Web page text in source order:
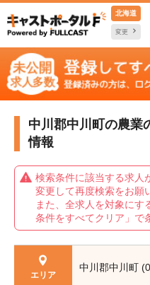
北海道
変更
中川郡中川町の農業
情報
検索条件に該当する求人
変更して再度検索をお願
また、全求人を対象にす
条件をすべてクリア」で
エリア
中川郡中川町